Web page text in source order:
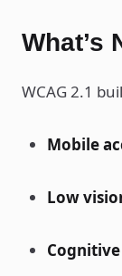
What’s
WCAG 2.1
Mobile
Low